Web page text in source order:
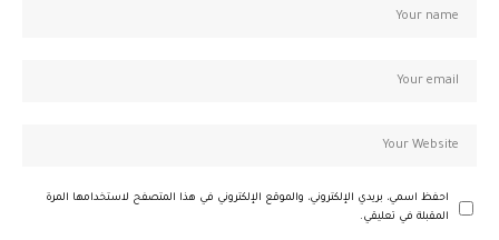
احفظ اسمي، بريدي الإلكتروني، والموقع الإلكتروني في هذا المتصفح لاستخدامها المرة
المقبلة في تعليقي.